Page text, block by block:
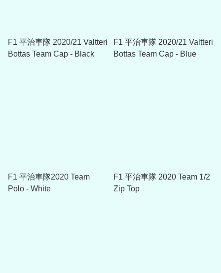
F1 平治車隊 2020/21 Valtteri
Bottas Team Cap - Black
F1 平治車隊 2020/21 Valtteri
Bottas Team Cap - Blue
F1 平治車隊2020 Team
Polo - White
F1 平治車隊 2020 Team 1/2
Zip Top